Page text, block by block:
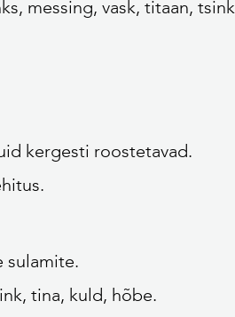
messing, vask, titaan,
kergesti roostetavad.
sulamite.
tina, kuld, hõbe.